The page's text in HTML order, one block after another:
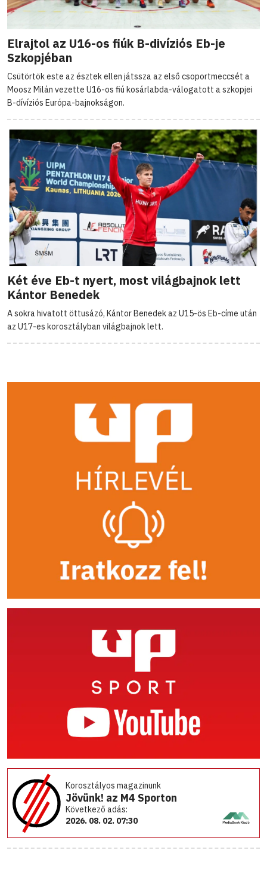
Elrajtol az U16-os fiúk B-divíziós Eb-je
Szkopjéban
Csütörtök este az észtek ellen játssza az első csoportmeccsét a
Moosz Milán vezette U16-os fiú kosárlabda-válogatott a szkopjei
B-dívíziós Európa-bajnokságon.
Két éve Eb-t nyert, most világbajnok lett
Kántor Benedek
A sokra hivatott öttusázó, Kántor Benedek az U15-ös Eb-címe után
az U17-es korosztályban világbajnok lett.
Korosztályos magazinunk
Jövünk! az M4 Sporton
Következő adás:
2026. 08. 02. 07:30